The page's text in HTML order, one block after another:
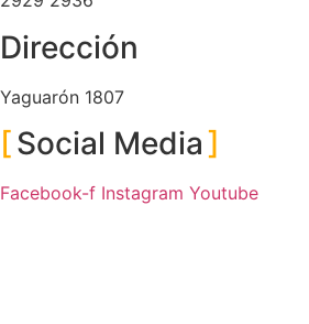
Dirección
Yaguarón 1807
Social Media
Facebook-f Instagram Youtube